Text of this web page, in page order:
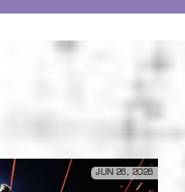
JUN 26, 2026